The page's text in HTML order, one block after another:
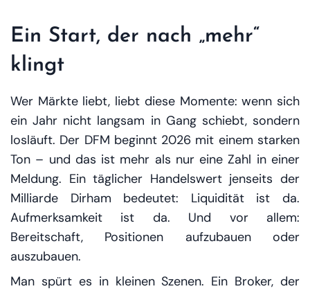
Ein Start, der nach „mehr“
klingt
Wer Märkte liebt, liebt diese Momente: wenn sich
ein Jahr nicht langsam in Gang schiebt, sondern
losläuft. Der DFM beginnt 2026 mit einem starken
Ton – und das ist mehr als nur eine Zahl in einer
Meldung. Ein täglicher Handelswert jenseits der
Milliarde Dirham bedeutet: Liquidität ist da.
Aufmerksamkeit ist da. Und vor allem:
Bereitschaft, Positionen aufzubauen oder
auszubauen.
Man spürt es in kleinen Szenen. Ein Broker, der